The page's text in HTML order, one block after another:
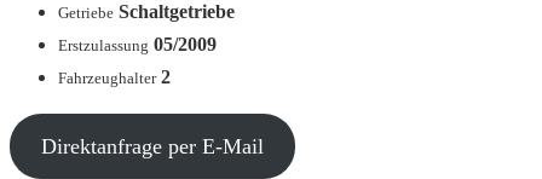
Getriebe Schaltgetriebe
Erstzulassung 05/2009
Fahrzeughalter 2
Direktanfrage per E-Mail